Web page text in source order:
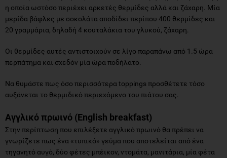
η οποία ωστόσο περιέχει αρκετές θερμίδες αλλά και ζάχαρη. Μία
μερίδα βάφλες με σοκολάτα αποδίδει περίπου 400 θερμίδες και
20 γραμμάρια, δηλαδή 4 κουταλάκια του γλυκού, ζάχαρη.
Οι θερμίδες αυτές αντιστοιχούν σε λίγο παραπάνω από 1.5 ώρα
περπάτημα και σχεδόν μία ώρα ποδήλατο.
Να θυμάστε πως όσο περισσότερα toppings προσθέτετε τόσο
αυξάνεται το θερμιδικό περιεχόμενο του πιάτου σας.
Αγγλικό πρωινό (English breakfast)
Στην περίπτωση που επιλέξετε αγγλικό πρωινό θα πρέπει να
γνωρίζετε πως ένα «τυπικό» γεύμα που αποτελείται από ένα
τηγανητό αυγό, δύο φέτες μπέικον, ντομάτα, μανιτάρια, μία φέτα